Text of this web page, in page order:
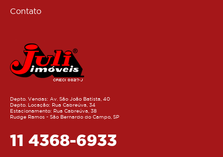
Depto. Vendas: Av. São João Batista, 40
Depto. Locação: Rua Cabreúva, 34
Estacionamento: Rua Cabreúva, 38
Rudge Ramos - São Bernardo do Campo, SP
11 4368-6933
Contato